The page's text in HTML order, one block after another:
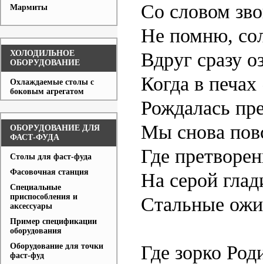
Мармиты
ХОЛОДИЛЬНОЕ
ОБОРУДОВАНИЕ
Охлаждаемые столы с
боковым агрегатом
ОБОРУДОВАНИЕ ДЛЯ
ФАСТ-ФУДА
Столы для фаст-фуда
Фасовочная станция
Специальные
приспособления и
аксессуары
Пример спецификации
оборудования
Оборудование для точки
фаст-фуд
Со словом
Не помню,
Вдруг сразу
Когда в
Рождалась
Мы снова
Где
На серой
Стальные
Где зорко